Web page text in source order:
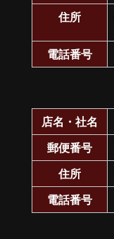
住所
電話番号
店名・社名
郵便番号
住所
電話番号